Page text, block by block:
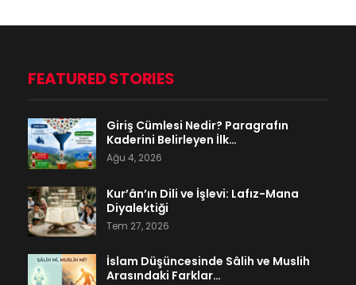
FEATURED STORIES
Giriş Cümlesi Nedir? Paragrafın
Kaderini Belirleyen İlk…
Ağu 4, 2026
Kur’ân’ın Dili ve İşlevi: Lafız-Mana
Diyalektiği
Tem 27, 2026
İslam Düşüncesinde Sâlih ve Muslih
Arasındaki Farklar…